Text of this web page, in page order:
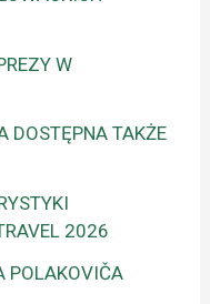
W
DOSTĘPNA TAKŻE
2026
POLAKOVIČA